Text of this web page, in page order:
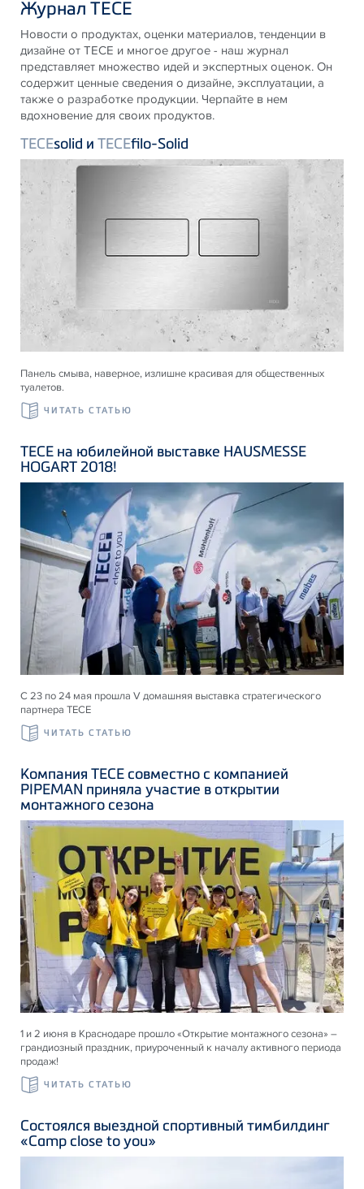
Журнал TECE
Новости о продуктах, оценки материалов, тенденции в
дизайне отTECE и многое другое - наш журнал
представляет множество идей и экспертных оценок. Он
содержит ценные сведения о дизайне, эксплуатации, а
также о разработке продукции. Черпайте в нем
вдохновение для своих продуктов.
Панель смыва, наверное, излишне красивая для общественных
туалетов.
ЧИТАТЬ СТАТЬЮ
TECEsolid и TECEfilo-Solid
С 23 по 24 мая прошла V домашняя выставка стратегического
партнера ТЕСЕ
ЧИТАТЬ СТАТЬЮ
ТЕСЕ на юбилейной выставке HAUSMESSE
HOGART 2018!
1 и 2 июня в Краснодаре прошло «Открытие монтажного сезона» –
грандиозный праздник, приуроченный к началу активного периода
продаж!
ЧИТАТЬ СТАТЬЮ
Компания ТЕСЕ совместно с компанией
PIPEMAN приняла участие в открытии
монтажного сезона
Состоялся выездной спортивный тимбилдинг
«Camp close to you»